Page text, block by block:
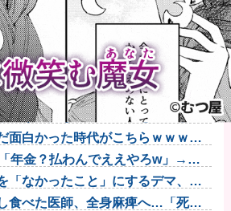
した偏差値70エリート軍団、「こ
スポートを『丸パクリ』して発行
批判どころか「むしろ政府の味
に3タテされ5連敗。鈴木健矢6回1
と別れた後にハローさんと飲みに
いう新たなポジションを確立した
面白かった時代がこちらｗｗｗｗ
年金？払わんでええやろw」→事
「なかったこと」にするデマ、
食べた医師、全身麻痺へ…「死ん